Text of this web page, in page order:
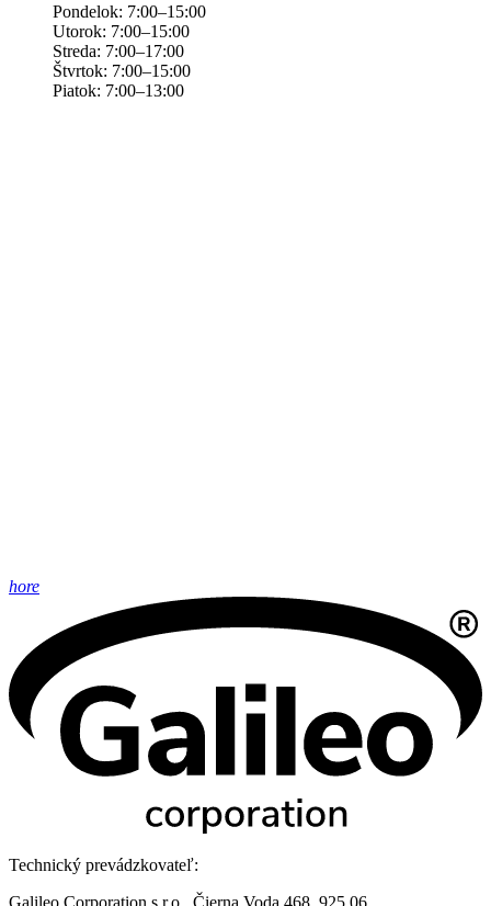
Pondelok: 7:00–15:00
Utorok: 7:00–15:00
Streda: 7:00–17:00
Štvrtok: 7:00–15:00
Piatok: 7:00–13:00
hore
Technický prevádzkovateľ:
Galileo Corporation s.r.o., Čierna Voda 468, 925 06